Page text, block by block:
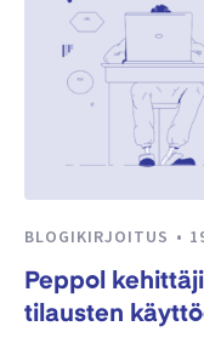
BLOGIKIRJOITUS
Peppol
tilausten